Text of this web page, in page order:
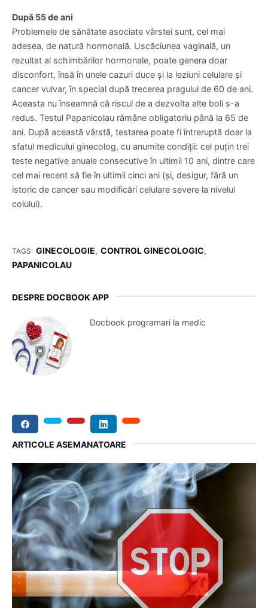
osoasă, pentru a identifica osteoporoza, o boală
determinată de scăderea nivelului de estrogen. Osteoporoza
constă în scăderea rezistenței oaselor și duce la un risc
crescut de fracturi.
colonoscopie, pentru a identifica din vreme afecțiuni precum
cancerul de colon
După 55 de ani
rezultat al schimbărilor hormonale, poate genera doar
disconfort, însă în unele cazuri duce și la leziuni celulare și
Aceasta nu înseamnă că riscul de a dezvolta alte boli s-a
ani. După această vârstă, testarea poate fi întreruptă doar la
sfatul medicului ginecolog, cu anumite condiții: cel puțin trei
teste negative anuale consecutive în ultimii 10 ani, dintre care
cel mai recent să fie în ultimii cinci ani (și, desigur, fără un
TAGS: GINECOLOGIE CONTROL GINECOLOGIC
DESPREDOCBOOK APP
Docbook programari la medic